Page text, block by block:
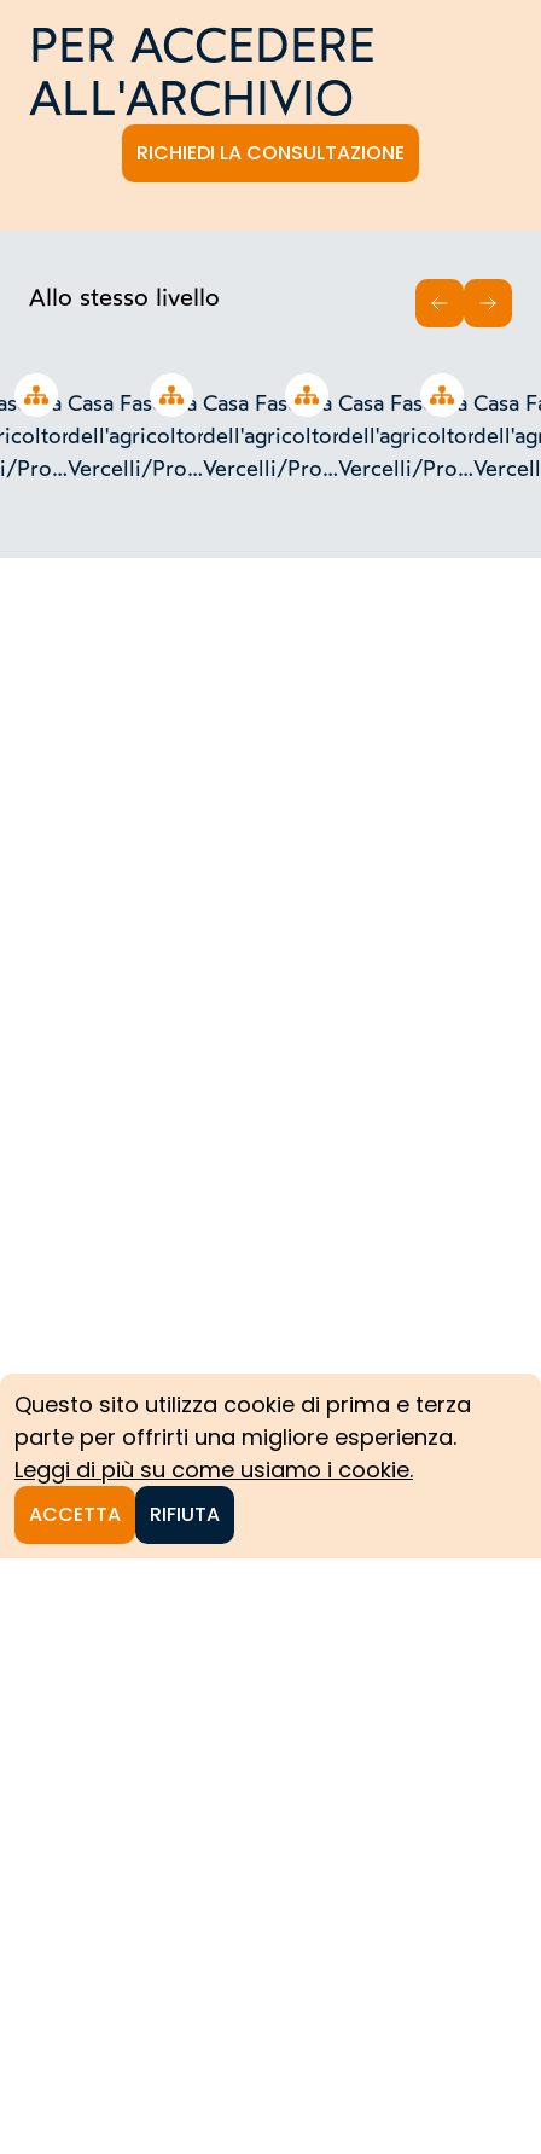
Questo sito utilizza cookie di prima e terza
parte per offrirti una migliore esperienza.
Leggi di più su come usiamo i cookie.
ACCETTA RIFIUTA
PER ACCEDERE
ALL'ARCHIVIO
RICHIEDI LA CONSULTAZIONE
Allo stesso livello
Open tree
Progetto
Open tree
Casa Fascista
dell'agricoltore-
Vercelli/Progetto
Open tree
Casa Fascista
dell'agricoltore-
Vercelli/Progetto
Open tree
Casa Fascista
dell'agricoltore-
Vercelli/Progetto
Casa
INDIETRO